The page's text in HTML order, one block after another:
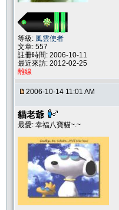
等級: 風雲使者
文章: 557
註冊時間: 2006-10-11
最近來訪: 2012-02-25
離線
2006-10-14 11:01 AM
貓老爺
最愛: 幸福八寶貓~.~